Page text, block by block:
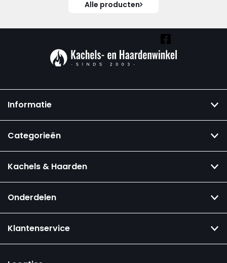
Alle producten
Informatie
Categorieën
Kachels & Haarden
Onderdelen
Klantenservice